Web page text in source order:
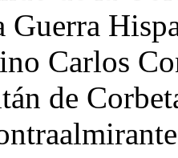
Guerra
Carlos
de